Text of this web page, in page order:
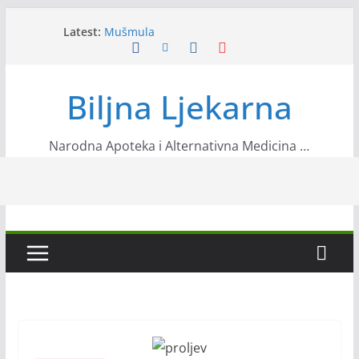
Latest: Mušmula
Prirodni recepti od ljekovite kadulje
Neven
Biljna Ljekarna
Narodna Apoteka i Alternativna Medicina …